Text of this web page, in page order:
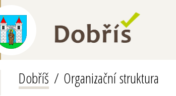
Dobříš Organizační struktura